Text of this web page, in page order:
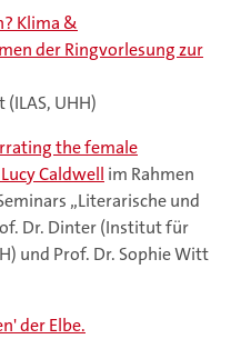
Klima &
der Ringvorlesung zur
UHH)
the female
Caldwell im Rahmen
„Literarische und
Dr. Dinter (Institut für
und Prof. Dr. Sophie Witt
der Elbe.